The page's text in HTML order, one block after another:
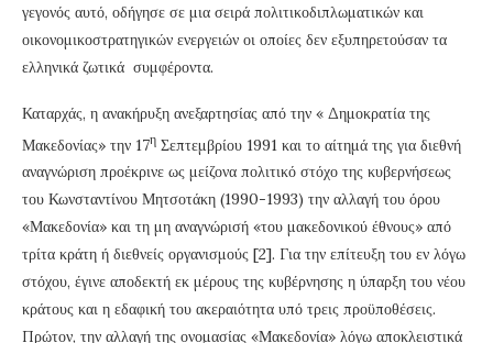
γεγονός αυτό, οδήγησε σε μια σειρά πολιτικοδιπλωματικών και
οικονομικοστρατηγικών ενεργειών οι οποίες δεν εξυπηρετούσαν τα
ελληνικά ζωτικά συμφέροντα.
Καταρχάς, η ανακήρυξη ανεξαρτησίας από την « Δημοκρατία της
Μακεδονίας» την 17η Σεπτεμβρίου 1991 και το αίτημά της για διεθνή
αναγνώριση προέκρινε ως μείζονα πολιτικό στόχο της κυβερνήσεως
του Κωνσταντίνου Μητσοτάκη (1990-1993) την αλλαγή του όρου
«Μακεδονία» και τη μη αναγνώρισή «του μακεδονικού έθνους» από
τρίτα κράτη ή διεθνείς οργανισμούς [2]. Για την επίτευξη του εν λόγω
στόχου, έγινε αποδεκτή εκ μέρους της κυβέρνησης η ύπαρξη του νέου
κράτους και η εδαφική του ακεραιότητα υπό τρεις προϋποθέσεις.
Πρώτον, την αλλαγή της ονομασίας «Μακεδονία» λόγω αποκλειστικά